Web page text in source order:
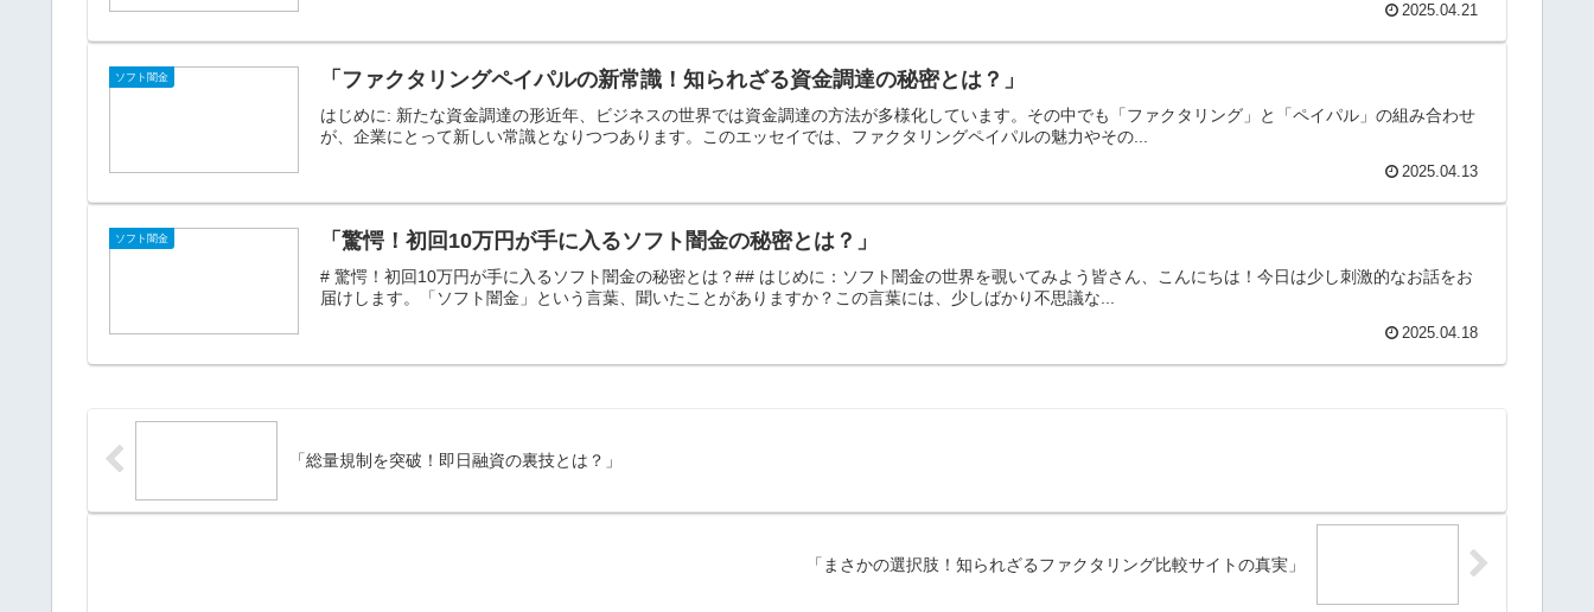
2025.04.21
ソフト闇金 「ファクタリングペイパルの新常識！知られざる資金調達の秘密とは？」
はじめに: 新たな資金調達の形近年、ビジネスの世界では資金調達の方法が多様化しています。その中でも「ファクタリング」と「ペイパル」の組み合わせ
が、企業にとって新しい常識となりつつあります。このエッセイでは、ファクタリングペイパルの魅力やその...
2025.04.13
ソフト闇金 「驚愕！初回10万円が手に入るソフト闇金の秘密とは？」
# 驚愕！初回10万円が手に入るソフト闇金の秘密とは？## はじめに：ソフト闇金の世界を覗いてみよう皆さん、こんにちは！今日は少し刺激的なお話をお
届けします。「ソフト闇金」という言葉、聞いたことがありますか？この言葉には、少しばかり不思議な...
2025.04.18
「総量規制を突破！即日融資の裏技とは？」
「まさかの選択肢！知られざるファクタリング比較サイトの真実」